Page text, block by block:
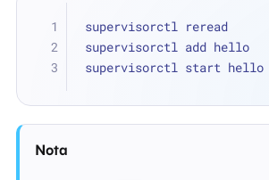
supervisorctl reread
supervisorctl add hello
supervisorctl start hello
Nota